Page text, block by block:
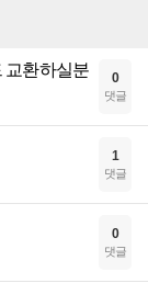
교환하실분 0
댓글
1
댓글
0
댓글